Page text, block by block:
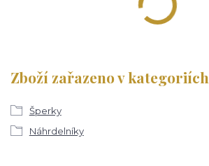
Zboží zařazeno v kategoriích
Šperky
Náhrdelníky